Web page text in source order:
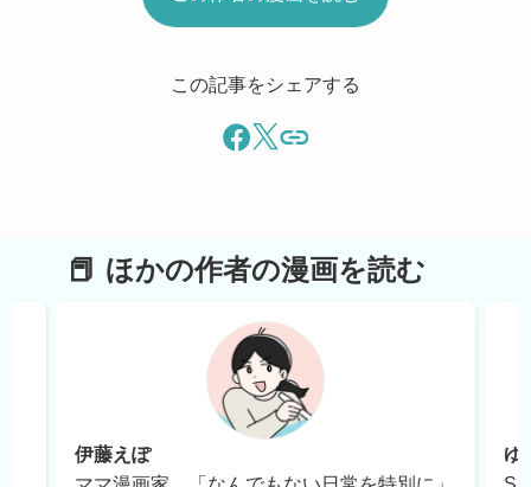
この記事をシェアする
ほかの作者の漫画を読む
伊藤えぽ
ゆ